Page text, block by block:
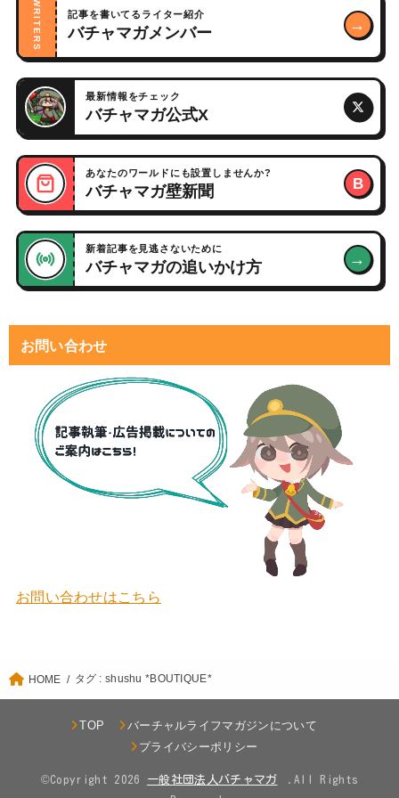
WRITERS 記事を書いてるライター紹介
バチャマガメンバー →
最新情報をチェック
バチャマガ公式X
あなたのワールドにも設置しませんか?
バチャマガ壁新聞 B
新着記事を見逃さないために
バチャマガの追いかけ方 →
お問い合わせ
お問い合わせはこちら
HOME タグ : shushu *BOUTIQUE*
TOP
バーチャルライフマガジンについて
プライバシーポリシー
©Copyright 2026
.All Rights